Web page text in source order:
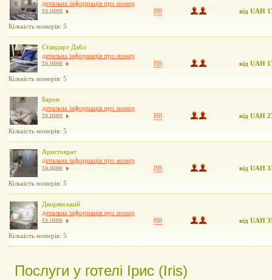
детальна інформація про номер
та ціни
Кількість номерів: 5
BB від UAH
Стандарт Дабл
детальна інформація про номер
та ціни
Кількість номерів: 5
BB від UAH
Барон
детальна інформація про номер
та ціни
Кількість номерів: 5
BB від UAH
Аристократ
детальна інформація про номер
та ціни
Кількість номерів: 5
BB від UAH
Дворянський
детальна інформація про номер
та ціни
Кількість номерів: 5
BB від UAH
Послуги у готелі Ірис (Iris)